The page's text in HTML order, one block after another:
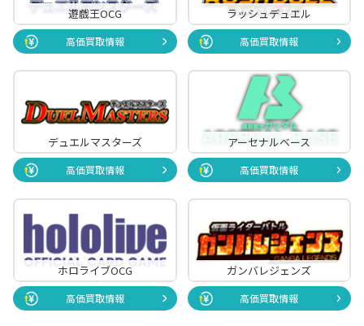
遊戯王OCG
高価買取情報
ラッシュデュエル
高価買取情報
デュエルマスターズ
高価買取情報
アーセナルベース
高価買取情報
ホロライブOCG
高価買取情報
ガンバレジェンズ
高価買取情報